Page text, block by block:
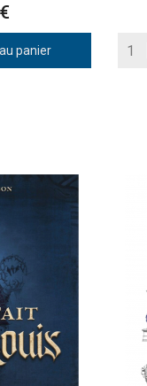
panier